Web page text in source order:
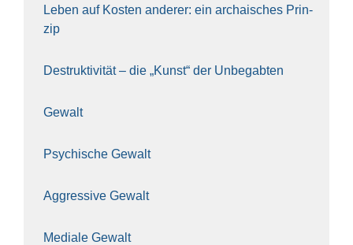
Leben auf Kos­ten ande­rer: ein archai­sches Prin­
zip
Destruk­ti­vi­tät – die „Kunst“ der Unbe­gab­ten
Gewalt
Psy­chi­sche Gewalt
Aggres­si­ve Gewalt
Media­le Gewalt